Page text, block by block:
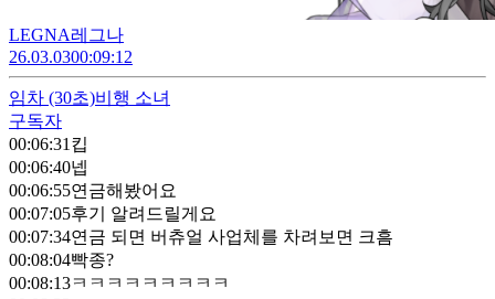
LEGNA레그나
26.03.0300:09:12
임차 (30초)비행 소녀
구독자
00:06:31 킵
00:06:40넵
00:06:55연금해봤어요
00:07:05후기 알려드릴게요
00:07:34연금 되면 버츄얼 사업체를 차려보면 크흠
00:08:04빡종?
00:08:13ㅋㅋㅋㅋㅋㅋㅋㅋㅋ